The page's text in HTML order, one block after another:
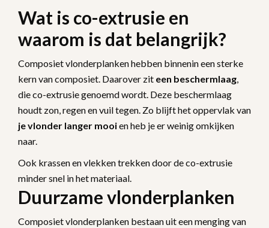
Wat is co-extrusie en
waarom is dat belangrijk?
Composiet vlonderplanken hebben binnenin een sterke
kern van composiet. Daarover zit een beschermlaag
die co-extrusie genoemd wordt. Deze beschermlaag
houdt zon, regen en vuil tegen. Zo blijft het oppervlak van
je vlonder langer mooien heb je er weinig omkijken
naar.
Ook krassen en vlekken trekken door de co-extrusie
minder snel in het materiaal.
Duurzame vlonderplanken
Composiet vlonderplanken bestaan uit een menging van